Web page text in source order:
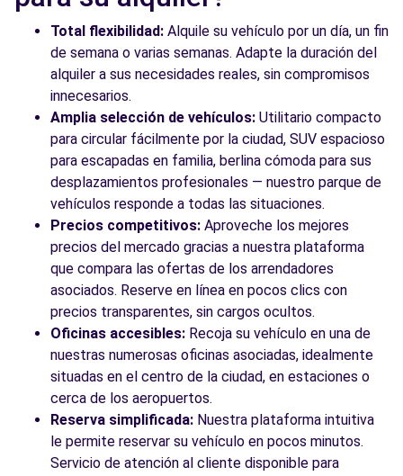
Total flexibilidad: Alquile su vehículo por un día, un fin
de semana o varias semanas. Adapte la duración del
alquiler a sus necesidades reales, sin compromisos
innecesarios.
Amplia selección de vehículos: Utilitario compacto
para circular fácilmente por la ciudad, SUV espacioso
para escapadas en familia, berlina cómoda para sus
desplazamientos profesionales — nuestro parque de
vehículos responde a todas las situaciones.
Precios competitivos: Aproveche los mejores
precios del mercado gracias a nuestra plataforma
que compara las ofertas de los arrendadores
asociados. Reserve en línea en pocos clics con
precios transparentes, sin cargos ocultos.
Oficinas accesibles: Recoja su vehículo en una de
nuestras numerosas oficinas asociadas, idealmente
situadas en el centro de la ciudad, en estaciones o
cerca de los aeropuertos.
Reserva simplificada: Nuestra plataforma intuitiva
le permite reservar su vehículo en pocos minutos.
Servicio de atención al cliente disponible para